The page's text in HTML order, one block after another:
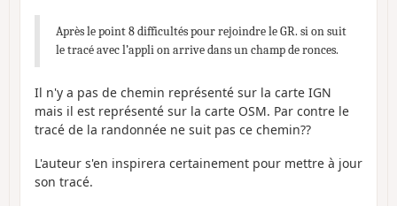
Après le point 8 difficultés pour rejoindre le GR. si on suit
le tracé avec l’appli on arrive dans un champ de ronces.
Il n'y a pas de chemin représenté sur la carte IGN
mais il est représenté sur la carte OSM. Par contre le
tracé de la randonnée ne suit pas ce chemin??
L'auteur s'en inspirera certainement pour mettre à jour
son tracé.